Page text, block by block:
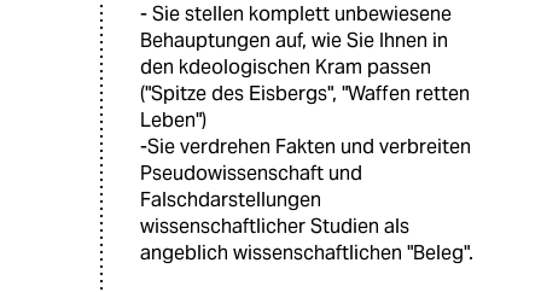
- Sie stellen komplett unbewiesene
Behauptungen auf, wie Sie Ihnen in
den kdeologischen Kram passen
("Spitze des Eisbergs", "Waffen retten
Leben")
-Sie verdrehen Fakten und verbreiten
Pseudowissenschaft und
Falschdarstellungen
wissenschaftlicher Studien als
angeblich wissenschaftlichen "Beleg".